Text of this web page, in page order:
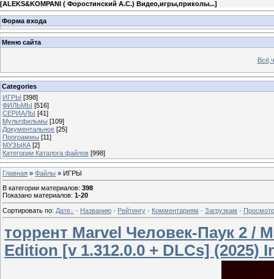
[ALEKS&KOMPANI ( Форостинский А.С.) Видео,игры,приколы...]
Форма входа
Меню сайта
Categories
ИГРЫ [398]
ФИЛЬМЫ [516]
СЕРИАЛЫ [41]
Мультфильмы [109]
Документальное [25]
Программы [11]
МУЗЫКА [2]
Категории Каталога файлов [998]
Главная » Файлы » ИГРЫ
В категории материалов: 398
Показано материалов: 1-20
Сортировать по: Дате · Названию · Рейтингу · Комментариям · Загрузкам ·
торрент Marvel Человек-Паук 2 /
Edition [v 1.312.0.0 + DLCs] (2025)